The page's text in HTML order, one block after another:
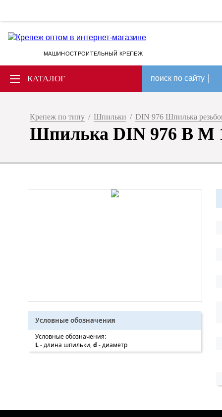
МАШИНОСТРОИТЕЛЬНЫЙ КРЕПЕЖ
КАТАЛОГ поиск по сайту
Крепеж по типу / Шпильки / DIN 976 Шпилька
Шпилька DIN 976 B M
Условные обозначения
Условные обозначения:
L- длина шпильки,d - диаметр